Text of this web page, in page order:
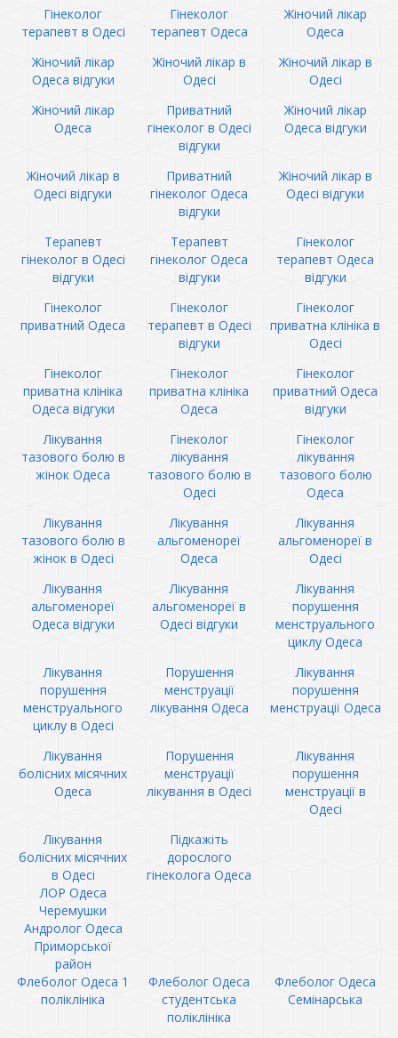
Гінеколог
терапевт в Одесі
Гінеколог
терапевт Одеса
Жіночий лікар
Одеса
Жіночий лікар
Одеса відгуки
Жіночий лікар в
Одесі
Жіночий лікар в
Одесі
Жіночий лікар
Одеса
Приватний
гінеколог в Одесі
відгуки
Жіночий лікар
Одеса відгуки
Жіночий лікар в
Одесі відгуки
Приватний
гінеколог Одеса
відгуки
Жіночий лікар в
Одесі відгуки
Терапевт
гінеколог в Одесі
відгуки
Терапевт
гінеколог Одеса
відгуки
Гінеколог
терапевт Одеса
відгуки
Гінеколог
приватний Одеса
Гінеколог
терапевт в Одесі
відгуки
Гінеколог
приватна клініка в
Одесі
Гінеколог
приватна клініка
Одеса відгуки
Гінеколог
приватна клініка
Одеса
Гінеколог
приватний Одеса
відгуки
Лікування
тазового болю в
жінок Одеса
Гінеколог
лікування
тазового болю в
Одесі
Гінеколог
лікування
тазового болю
Одеса
Лікування
тазового болю в
жінок в Одесі
Лікування
альгоменореї
Одеса
Лікування
альгоменореї в
Одесі
Лікування
альгоменореї
Одеса відгуки
Лікування
альгоменореї в
Одесі відгуки
Лікування
порушення
менструального
циклу Одеса
Лікування
порушення
менструального
циклу в Одесі
Порушення
менструації
лікування Одеса
Лікування
порушення
менструації Одеса
Лікування
болісних місячних
Одеса
Порушення
менструації
лікування в Одесі
Лікування
порушення
менструації в
Одесі
Лікування
болісних місячних
в Одесі
Підкажіть
дорослого
гінеколога Одеса
ЛОР Одеса
Черемушки
Андролог Одеса
Приморської
район
Флеболог Одеса 1
поліклініка
Флеболог Одеса
студентська
поліклініка
Флеболог Одеса
Семінарська